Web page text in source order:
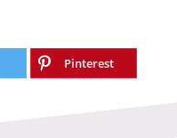
Pinterest
verdienen: 20 seriöse